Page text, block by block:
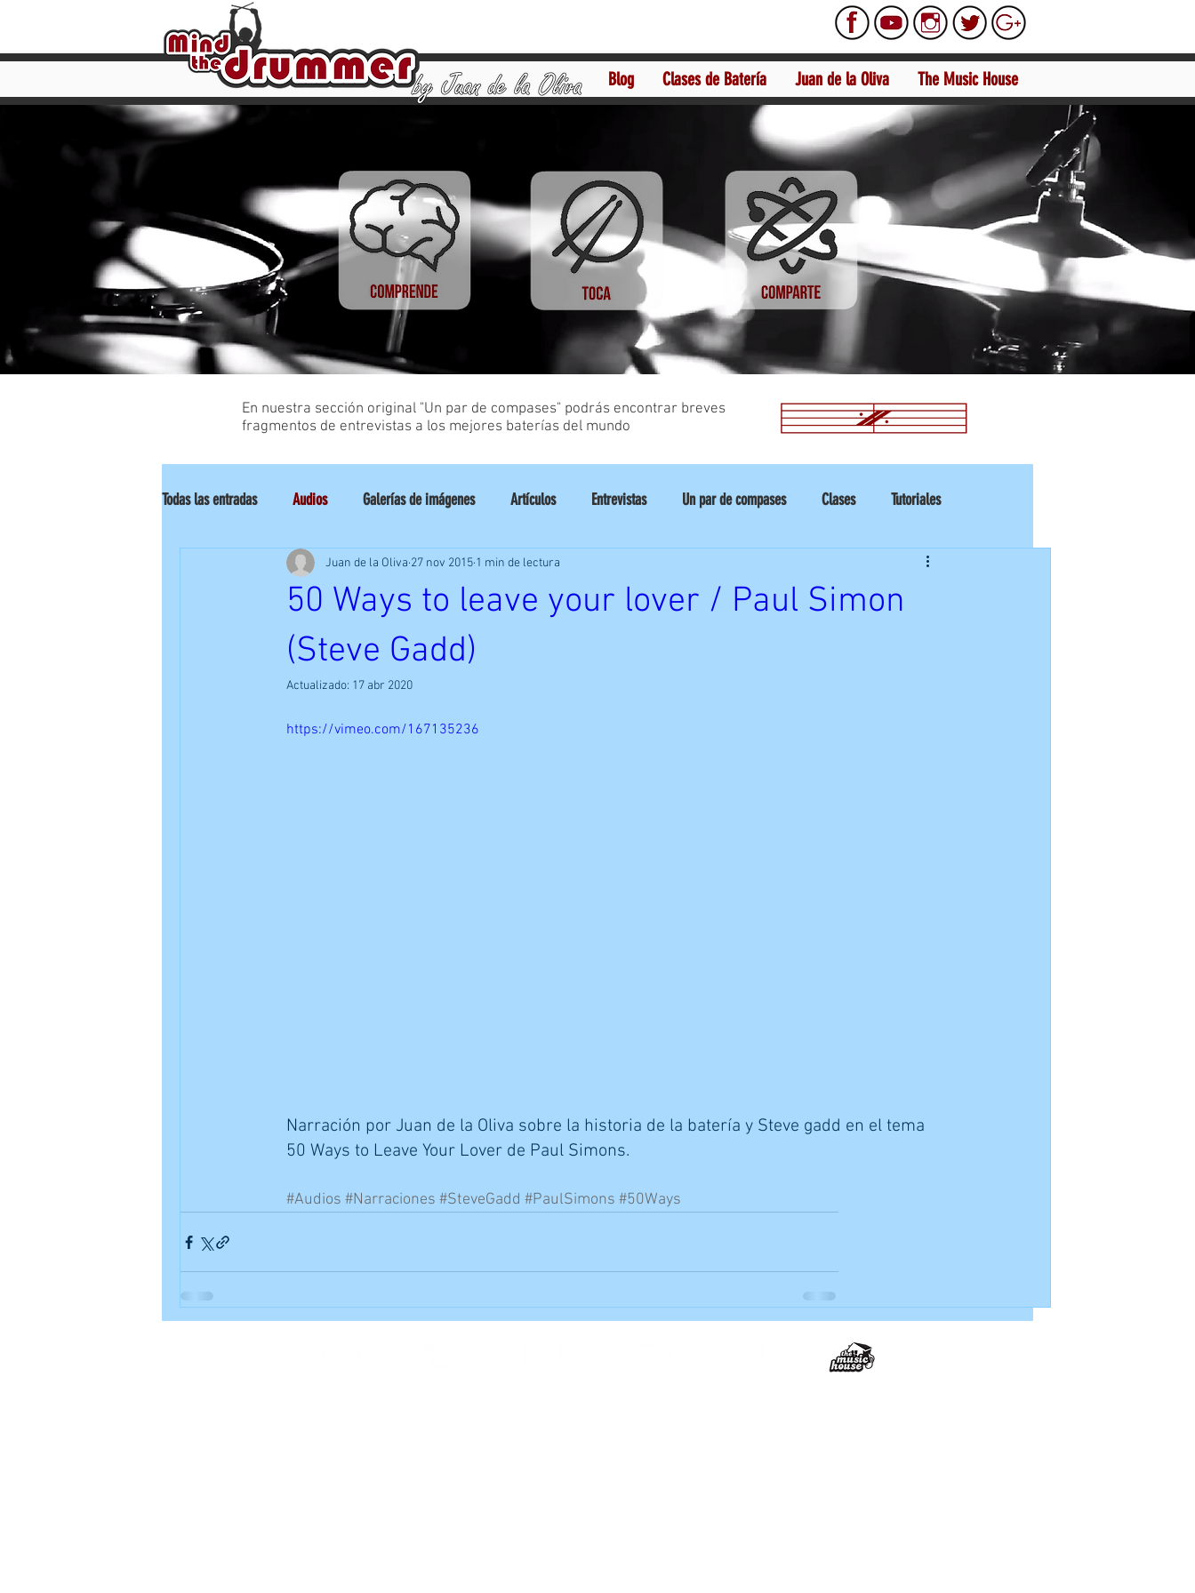
Blog Clases de Batería Juan de la Oliva The Music House
En nuestra sección original "Un par de compases" podrás encontrar breves
fragmentos de entrevistas a los mejores baterías del mundo
Todas las entradas Audios Galerías de imágenes Artículos Entrevistas Un par de compases Clases Tutoriales
Tocando Consejos Drumfest
50 Ways to leave your lover / Paul Simon
(Steve Gadd)
Juan de la Oliva 27 nov 2015 1 min de lectura
Actualizado: 17 abr 2020
https://vimeo.com/167135236
Narración por Juan de la Oliva sobre la historia de la batería y Steve gadd en el tema
50 Ways to Leave Your Lover de Paul Simons.
#Audios #Narraciones #SteveGadd #PaulSimons #50Ways